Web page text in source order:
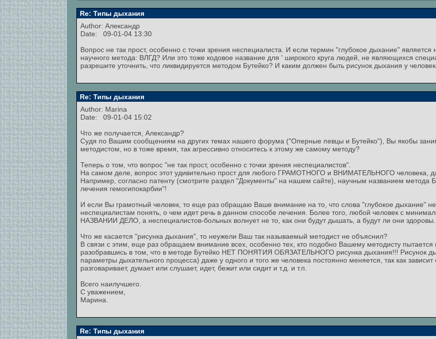
Re: Типы дыхания
Author: Александр
Date: 09-01-04 13:30
Вопрос не так прост, особенно с точки зрения неспециалиста. И если термин "глубокое дыхание"
научного метода: ВЛГД? Или это тоже кодовое название для ' широкого круга людей, не являющихся
разрешите уточнить, что ликвидируется методом Бутейко? И каким должен быть рисунок дыхания у
Re: Типы дыхания
Author: Marina
Date: 09-01-04 15:02
Что же получается, Александр?
Судя по Вашим сообщениям на других темах нашего форума ("Оперные певцы и Бутейко"), Вы якобы
методистом, но в тоже время, так агрессивно относитесь к этому же самому методу?
Теперь о том, что вопрос "не так прост, особенно с точки зрения неспециалистов".
На самом деле, вопрос этот удивительно прост для любого ГРАМОТНОГО и ВНИМАТЕЛЬНОГО человека,
Например, согласно патенту (смотрите раздел "Документы" на нашем сайте), научным названием метода
лечения гемогипокарбии"!
И если Вы грамотный человек, то еще раз обращаю Ваше внимание на то, что слова "глубокое дыхание"
неспециалистам понять, о чем идет речь в данном способе лечения. Более того, любой человек с
НАЗВАНИИ ДЕЛО, а неспециалистов-больных волнует не то, как они будут дышать, а будут ли они здоровы.
Что же касается "рисунка дыхания", то неужели Ваш так называемый методист не объяснил?
В связи с этим, еще раз обращаем внимание всех, особенно тех, кто подобно Вашему методисту пытается
разобравшись в том, что в методе Бутейко НЕТ ПОНЯТИЯ ОБЯЗАТЕЛЬНОГО рисунка дыхания!!! Рисунок
параметры дыхательного процесса) даже у одного и того же человека постоянно меняется, так как
разговаривает, думает или слушает, идет, бежит или сидит и т.д. и т.п.
Всего наилучшего.
С уважением,
Марина.
Re: Типы дыхания